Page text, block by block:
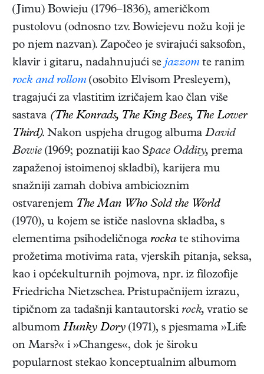
(Jimu) Bowieju (1796–1836), američkom
pustolovu (odnosno tzv. Bowiejevu nožu koji je
po njem nazvan). Započeo je svirajući saksofon,
klavir i gitaru, nadahnujući sejazzomte ranim
rock and rollom(osobito Elvisom Presleyem),
tragajući za vlastitim izričajem kao član više
sastava (The Konrads, The King Bees, The Lower
Third). Nakon uspjeha drugog albuma David
Bowie (1969; poznatiji kao Space Oddity, prema
zapaženoj istoimenoj skladbi), karijera mu
snažniji zamah dobiva ambicioznim
ostvarenjem The Man Who Sold the World
(1970), u kojem se ističe naslovna skladba, s
elementima psihodeličnoga rockate stihovima
prožetima motivima rata, vjerskih pitanja, seksa,
kao i općekulturnih pojmova, npr. iz filozofije
Friedricha Nietzschea. Pristupačnijem izrazu,
tipičnom za tadašnji kantautorski rock, vratio se
albumom Hunky Dory (1971), s pjesmama »Life
on Mars?« i »Changes«, dok je široku
popularnost stekao konceptualnim albumom